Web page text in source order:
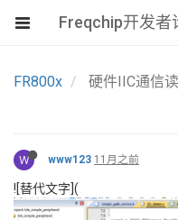
Freqchip开发者
FR800x 硬件IIC通信
W www123 11月之前
![替代文字](